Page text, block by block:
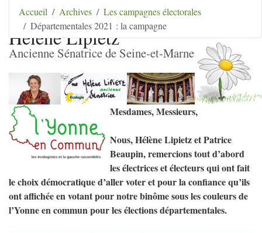
Aller au contenu | Aller au menu
Aller au menu
secondaire
Aller à la recherche
Hélène Lipietz
Ancienne Sénatrice de Seine-et-Marne
Accueil Archives
Les campagnes électorales
Départementales 2021 : la campagne
Mesdames, Messieurs,
Nous, Hélène Lipietz et Patrice
Beaupin, remercions tout d’abord
les électrices et électeurs qui ont fait
le choix démocratique d’aller voter et pour la confiance qu’ils
ont affichée en votant pour notre binôme sous les couleurs de
l’Yonne en commun pour les élections départementales.